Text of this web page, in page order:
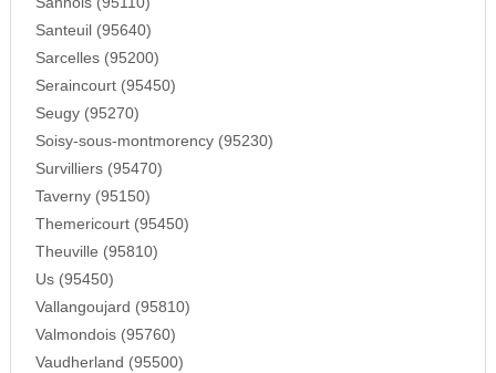
Santeuil (95640)
Sarcelles (95200)
Seraincourt (95450)
Seugy (95270)
Soisy-sous-montmorency (95230)
Survilliers (95470)
Taverny (95150)
Themericourt (95450)
Theuville (95810)
Us (95450)
Vallangoujard (95810)
Valmondois (95760)
Vaudherland (95500)